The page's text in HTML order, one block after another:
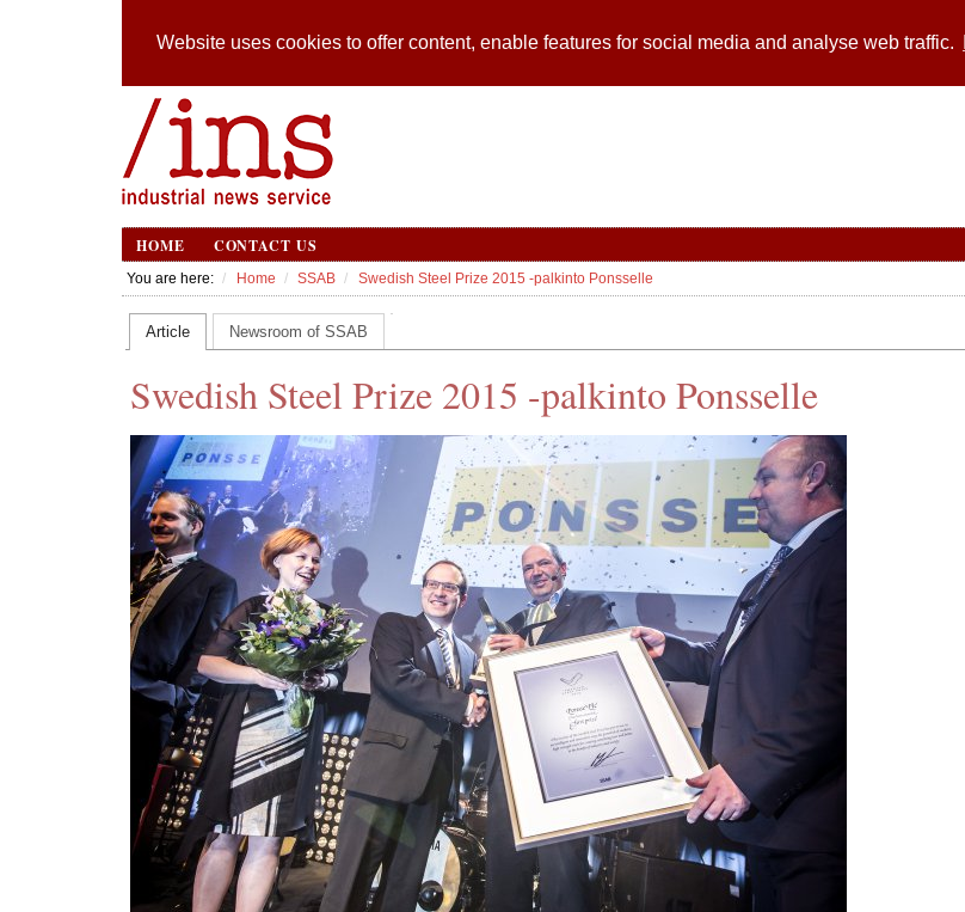
Website uses cookies to offer content, enable features for social media and analyse web traffic.
HOME CONTACT US
You are here: Home SSAB Swedish Steel Prize 2015 -palkinto Ponsselle
Article Newsroom of SSAB
Swedish Steel Prize 2015 -palkinto Ponsselle